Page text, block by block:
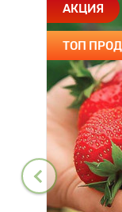
АКЦИЯ
ТОП